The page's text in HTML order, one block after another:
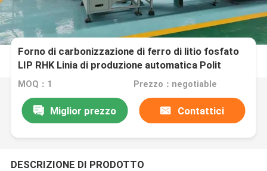
Forno di carbonizzazione di ferro di litio fosfato
LIP RHK Linia di produzione automatica Polit
MOQ：1 Prezzo：negotiable
Miglior prezzo Contattici
DESCRIZIONE DI PRODOTTO